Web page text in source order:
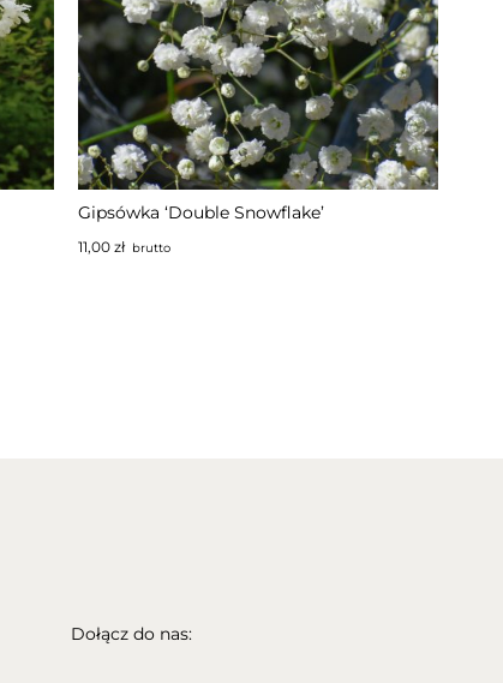
Gipsówka ‘Double Snowflake’
11,00 złbrutto
Dołącz do nas: